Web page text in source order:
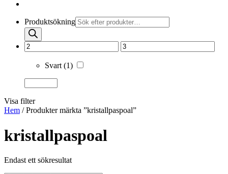
Produktsökning
Svart(1)
Visa filter
Hem / Produkter märkta ”kristallpaspoal”
kristallpaspoal
Endast ett sökresultat